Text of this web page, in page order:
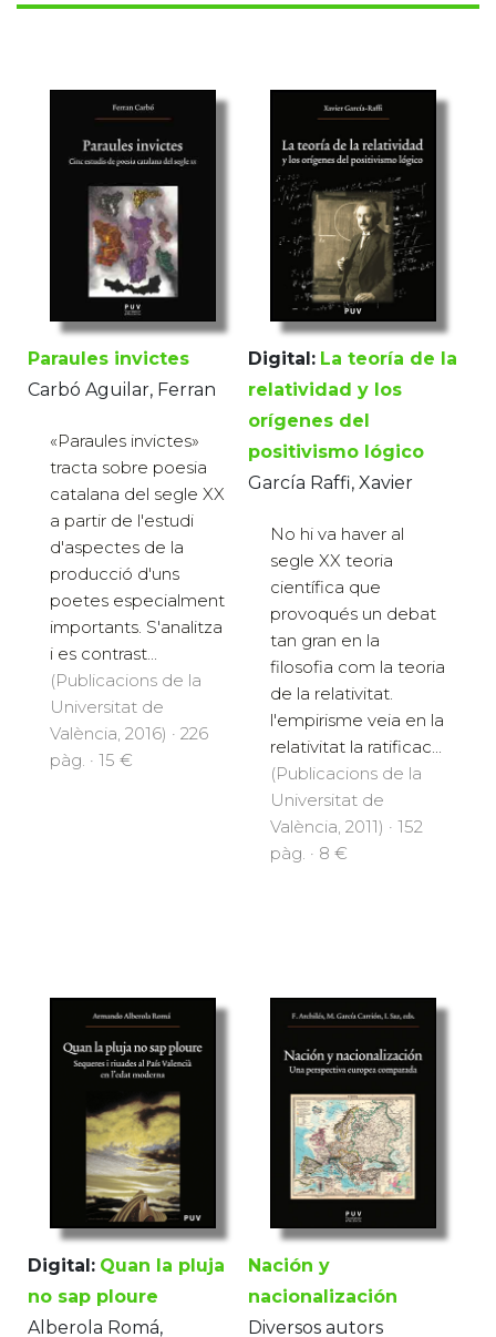
Paraules invictes
Carbó Aguilar, Ferran
«Paraules invictes»
tracta sobre poesia
catalana del segle XX
a partir de l'estudi
d'aspectes de la
producció d'uns
poetes especialment
importants. S'analitza
i es contrast...
(Publicacions de la
Universitat de
València, 2016) · 226
pàg. · 15 €
Digital: La teoría de la
relatividad y los
orígenes del
positivismo lógico
García Raffi, Xavier
No hi va haver al
segle XX teoria
científica que
provoqués un debat
tan gran en la
filosofia com la teoria
de la relativitat.
l'empirisme veia en la
relativitat la ratificac...
(Publicacions de la
Universitat de
València, 2011) · 152
pàg. · 8 €
Digital: Quan la pluja
no sap ploure
Alberola Romá,
Nación y
nacionalización
Diversos autors